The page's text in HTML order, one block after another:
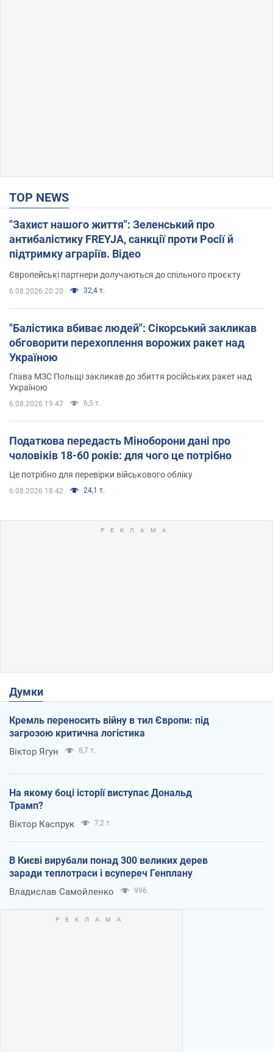
TOP NEWS
"Захист нашого життя": Зеленський про
антибалістику FREYJA, санкції проти Росії й
підтримку аграріїв. Відео
Європейські партнери долучаються до спільного проєкту
6.08.2026 20:20 32,4 т.
"Балістика вбиває людей": Сікорський закликав
обговорити перехоплення ворожих ракет над
Україною
Глава МЗС Польщі закликав до збиття російських ракет над
Україною
6.08.2026 19:47 6,5 т.
Податкова передасть Міноборони дані про
чоловіків 18-60 років: для чого це потрібно
Це потрібно для перевірки військового обліку
6.08.2026 18:42 24,1 т.
Думки
Кремль переносить війну в тил Європи: під
загрозою критична логістика
Віктор Ягун 8,7 т.
На якому боці історії виступає Дональд
Трамп?
Віктор Каспрук 7,2 т.
В Києві вирубали понад 300 великих дерев
заради теплотраси і всупереч Генплану
Владислав Самойленко 996